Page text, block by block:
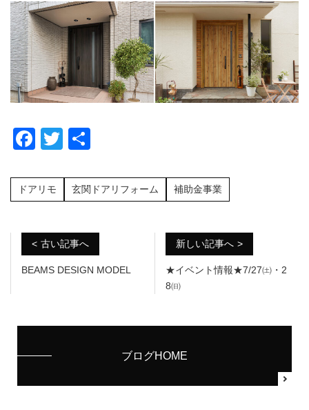
F
c
e
b
o
o
T
tt
er
ドアリモ 玄関ドアリフォーム 補助金事業
古い記事へ
BEAMS DESIGN MODEL
新しい記事へ
★イベント情報★7/27㈯・2
8㈰
ブログHOME